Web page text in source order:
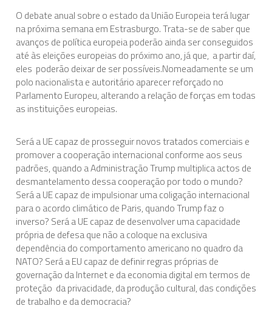
Políticas Económicas
Futuro da Europa
Assuntos Internacionais
Migração
Pesquisa
Revolução Digital
Estratégia EU2020
Livros
Sobre
Contactos
EN
PT
O debate anual sobre o estado da União Europeia terá lugar
na próxima semana em Estrasburgo. Trata-se de saber que
avanços de política europeia poderão ainda ser conseguidos
até às eleições europeias do próximo ano, já que, a partir daí,
eles poderão deixar de ser possíveis.Nomeadamente se um
polo nacionalista e autoritário aparecer reforçado no
Parlamento Europeu, alterando a relação de forças em todas
as instituições europeias.
Será a UE capaz de prosseguir novos tratados comerciais e
promover a cooperação internacional conforme aos seus
padrões, quando a Administração Trump multiplica actos de
desmantelamento dessa cooperação por todo o mundo?
Será a UE capaz de impulsionar uma coligação internacional
para o acordo climático de Paris, quando Trump faz o
inverso? Será a UE capaz de desenvolver uma capacidade
própria de defesa que não a coloque na exclusiva
dependência do comportamento americano no quadro da
NATO? Será a EU capaz de definir regras próprias de
governação da Internet e da economia digital em termos de
proteção da privacidade, da produção cultural, das condições
de trabalho e da democracia?